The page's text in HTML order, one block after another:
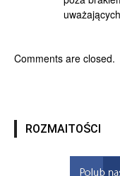
Comments are closed.
ROZMAITOŚCI